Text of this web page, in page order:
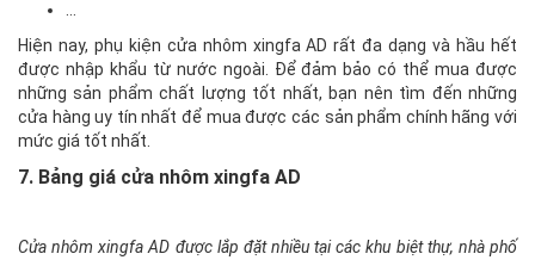
…
Hiện nay, phụ kiện cửa nhôm xingfa AD rất đa dạng và hầu hết
được nhập khẩu từ nước ngoài. Để đảm bảo có thể mua được
những sản phẩm chất lượng tốt nhất, bạn nên tìm đến những
cửa hàng uy tín nhất để mua được các sản phẩm chính hãng với
mức giá tốt nhất.
7. Bảng giá cửa nhôm xingfa AD
Cửa nhôm xingfa AD được lắp đặt nhiều tại các khu biệt thự, nhà phố